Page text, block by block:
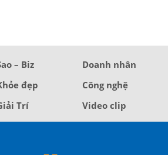
– Biz
Doanh nhân
đẹp
Công nghệ
Trí Video clip